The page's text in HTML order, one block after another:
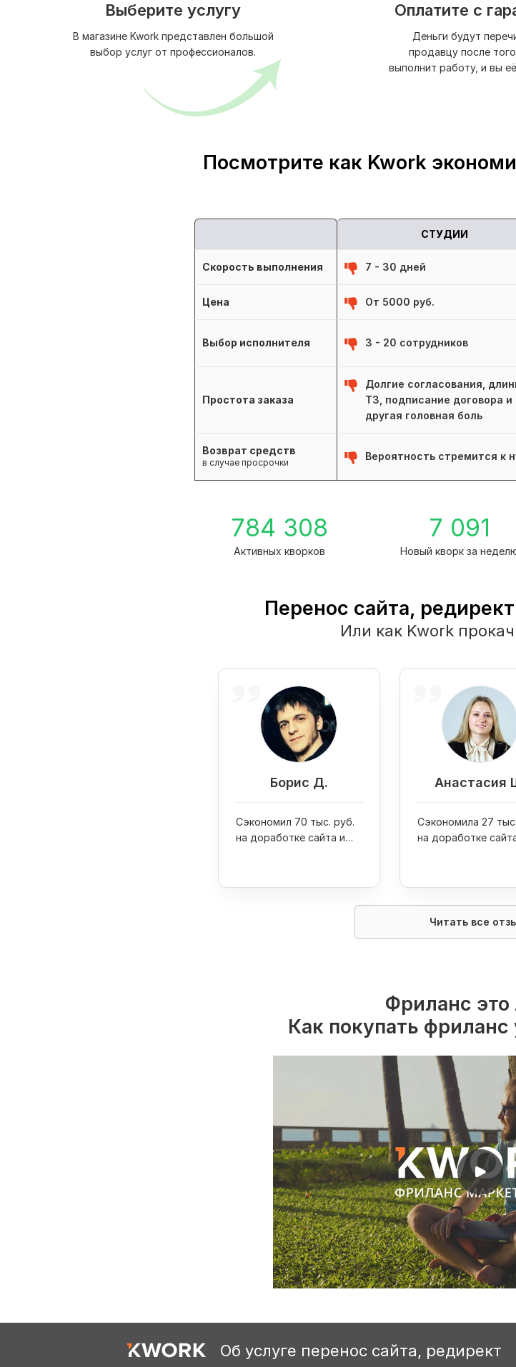
Выберите услугу
В магазине Kwork представлен большой
выбор услуг от профессионалов.
Оплатите с
Деньги будут
продавцу после
выполнит работу, и вы
Посмотрите как Kwork
СТУДИИ
Скорость выполнения 7 - 30 дней
Цена От 5000 руб.
Выбор исполнителя 3 - 20 сотрудников
Простота заказа
Долгие согласования,
ТЗ, подписание договора и
другая головная боль
Возврат средств
в случае просрочки
Вероятность стремится к
784 308
Активных кворков
7 091
Новый кворк за
Перенос сайта,
Или как Kwork
Борис Д.
Сэкономил 70 тыс. руб.
на доработке сайта и
Анастасия
Сэкономила 27
на доработке
раза
Читать все
Фриланс это
Как покупать фриланс
Об услуге перенос сайта, редирект